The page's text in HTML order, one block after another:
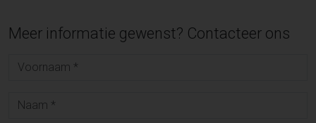
Meer informatie gewenst? Contacteer ons